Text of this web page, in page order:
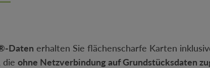
Daten erhalten Sie flächenscharfe Karten
die ohne Netzverbindung auf Grundstücksdaten